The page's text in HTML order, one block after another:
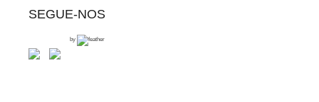
SEGUE-NOS
by